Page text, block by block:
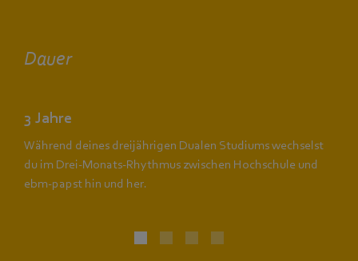
Dauer
3 Jahre
Während deines dreijährigen Dualen Studiums wechselst
du im Drei-Monats-Rhythmus zwischen Hochschule und
ebm‑papst hin und her.